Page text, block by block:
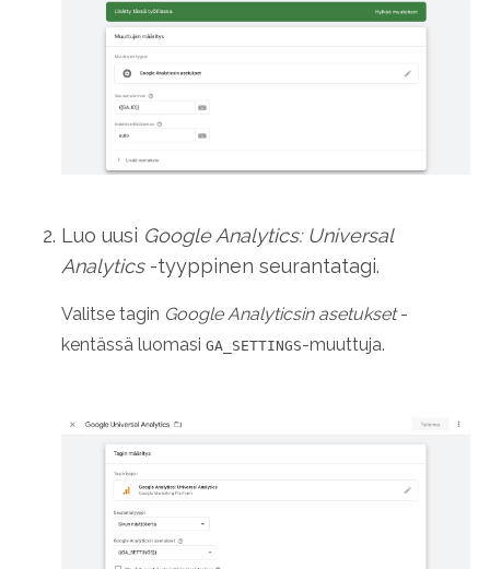
Luo uusi Google Analytics: Universal
Analytics-tyyppinen seurantatagi.
Valitse tagin Google Analyticsin asetukset-
kentässä luomasi GA_SETTINGS-muuttuja.